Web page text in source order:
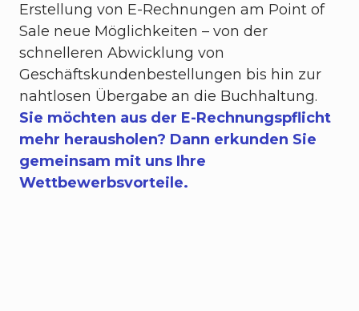
Erstellung von E-Rechnungen am Point of
Sale neue Möglichkeiten – von der
schnelleren Abwicklung von
Geschäftskundenbestellungen bis hin zur
nahtlosen Übergabe an die Buchhaltung.
Sie möchten aus der E-Rechnungspflicht
mehr herausholen? Dann erkunden Sie
gemeinsam mit uns Ihre
Wettbewerbsvorteile.